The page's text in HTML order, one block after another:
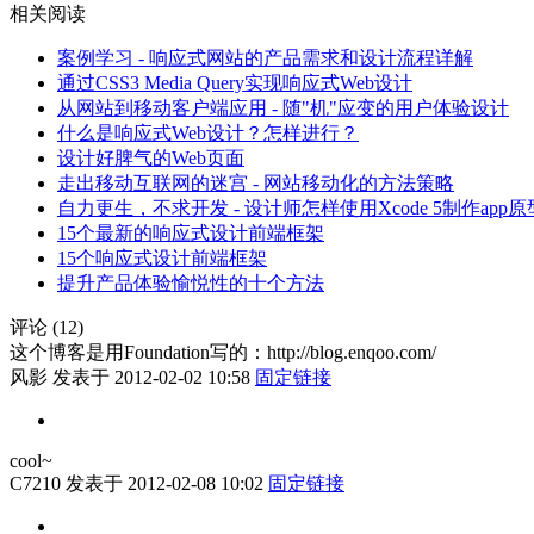
相关阅读
案例学习 - 响应式网站的产品需求和设计流程详解
通过CSS3 Media Query实现响应式Web设计
从网站到移动客户端应用 - 随"机"应变的用户体验设计
什么是响应式Web设计？怎样进行？
设计好脾气的Web页面
走出移动互联网的迷宫 - 网站移动化的方法策略
自力更生，不求开发 - 设计师怎样使用Xcode 5制作app原
15个最新的响应式设计前端框架
15个响应式设计前端框架
提升产品体验愉悦性的十个方法
评论 (12)
这个博客是用Foundation写的：http://blog.enqoo.com/
风影 发表于 2012-02-02 10:58 固定链接
cool~
C7210 发表于 2012-02-08 10:02 固定链接